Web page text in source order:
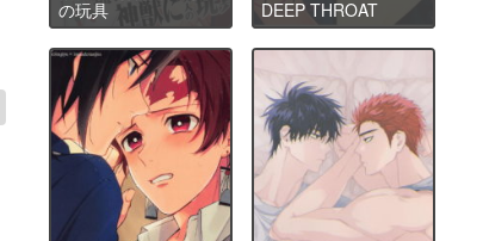
の玩具
DEEP THROAT